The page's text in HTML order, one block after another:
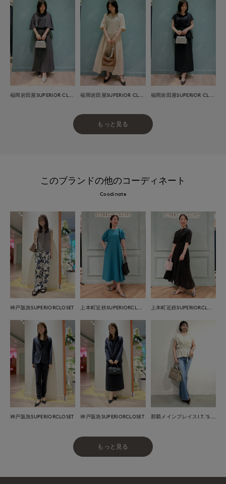
もっと見る
このブランドの他のコーディネート
Coodinate
神戸阪急SUPERIORCLOSET
神戸阪急SUPERIORCLOSET 神戸阪急SUPERIORCLOSET
もっと見る